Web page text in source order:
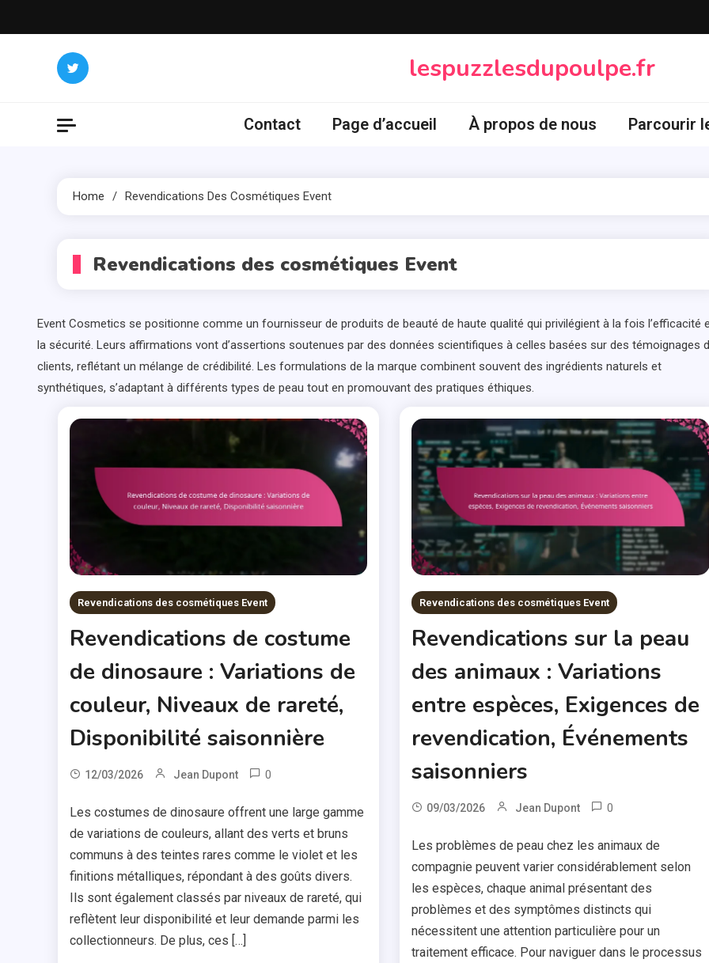
to
lespuzzlesdupoulpe.fr
Contact Page d’accueil À propos de nous Parcourir
Home Revendications Des Cosmétiques Event
Revendications des cosmétiques Event
Event Cosmetics se positionne comme un fournisseur de produits de beauté de haute qualité qui privilégient à la fois l’efficacité
la sécurité. Leurs affirmations vont d’assertions soutenues par des données scientifiques à celles basées sur des témoignages
clients, reflétant un mélange de crédibilité. Les formulations de la marque combinent souvent des ingrédients naturels et
synthétiques, s’adaptant à différents types de peau tout en promouvant des pratiques éthiques.
Revendications des cosmétiques Event
Revendications de costume
de dinosaure : Variations de
couleur, Niveaux de rareté,
Disponibilité saisonnière
12/03/2026 Jean Dupont 0
Les costumes de dinosaure offrent une large gamme
de variations de couleurs, allant des verts et bruns
communs à des teintes rares comme le violet et les
finitions métalliques, répondant à des goûts divers.
Ils sont également classés par niveaux de rareté, qui
reflètent leur disponibilité et leur demande parmi les
collectionneurs. De plus, ces […]
Revendications des cosmétiques Event
Revendications sur la peau
des animaux : Variations
entre espèces, Exigences de
revendication, Événements
saisonniers
09/03/2026 Jean Dupont 0
Les problèmes de peau chez les animaux de
compagnie peuvent varier considérablement selon
les espèces, chaque animal présentant des
problèmes et des symptômes distincts qui
nécessitent une attention particulière pour un
traitement efficace. Pour naviguer dans le processus